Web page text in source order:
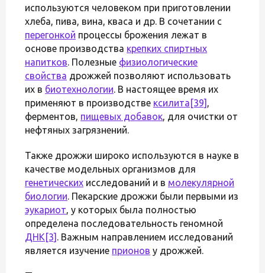
используются человеком при приготовлении
хлеба, пива, вина, кваса и др. В сочетании с
перегонкой процессы брожения лежат в
основе производства крепких спиртных
напитков. Полезные физиологические
свойства дрожжей позволяют использовать
их в биотехнологии. В настоящее время их
применяют в производстве ксилита [39] ,
ферментов, пищевых добавок, для очистки от
нефтяных загрязнений.
Также дрожжи широко используются в науке в
качестве модельных организмов для
генетических исследований и в молекулярной
биологии. Пекарские дрожжи были первыми из
эукариот, у которых была полностью
определена последовательность геномной
ДНК [3] . Важным направлением исследований
является изучение прионов у дрожжей.